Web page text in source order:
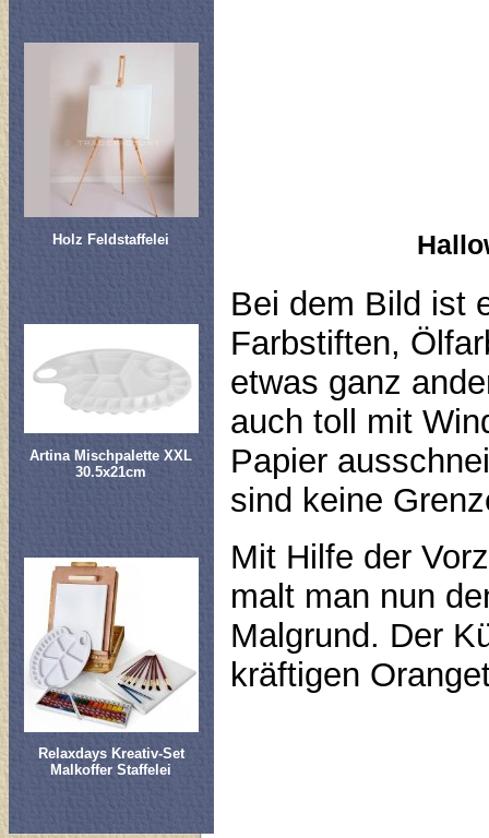
Holz Feldstaffelei
Artina Mischpalette XXL
30.5x21cm
Relaxdays Kreativ-Set
Malkoffer Staffelei
Bei dem Bild ist
Farbstiften,
etwas ganz
auch toll mit
Papier
sind keine
Mit Hilfe der
malt man nun
Malgrund. Der
kräftigen